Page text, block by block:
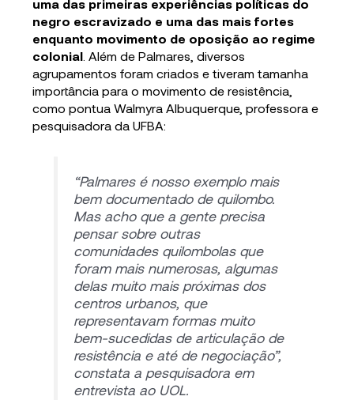
uma das primeiras experiências políticas do
negro escravizado e uma das mais fortes
enquanto movimento de oposição ao regime
colonial . Além de Palmares, diversos
agrupamentos foram criados e tiveram tamanha
importância para o movimento de resistência,
como pontua Walmyra Albuquerque, professora e
pesquisadora da UFBA:
“Palmares é nosso exemplo mais
bem documentado de quilombo.
Mas acho que a gente precisa
pensar sobre outras
comunidades quilombolas que
foram mais numerosas, algumas
delas muito mais próximas dos
centros urbanos, que
representavam formas muito
bem-sucedidas de articulação de
resistência e até de negociação”,
constata a pesquisadora em
entrevista ao UOL.